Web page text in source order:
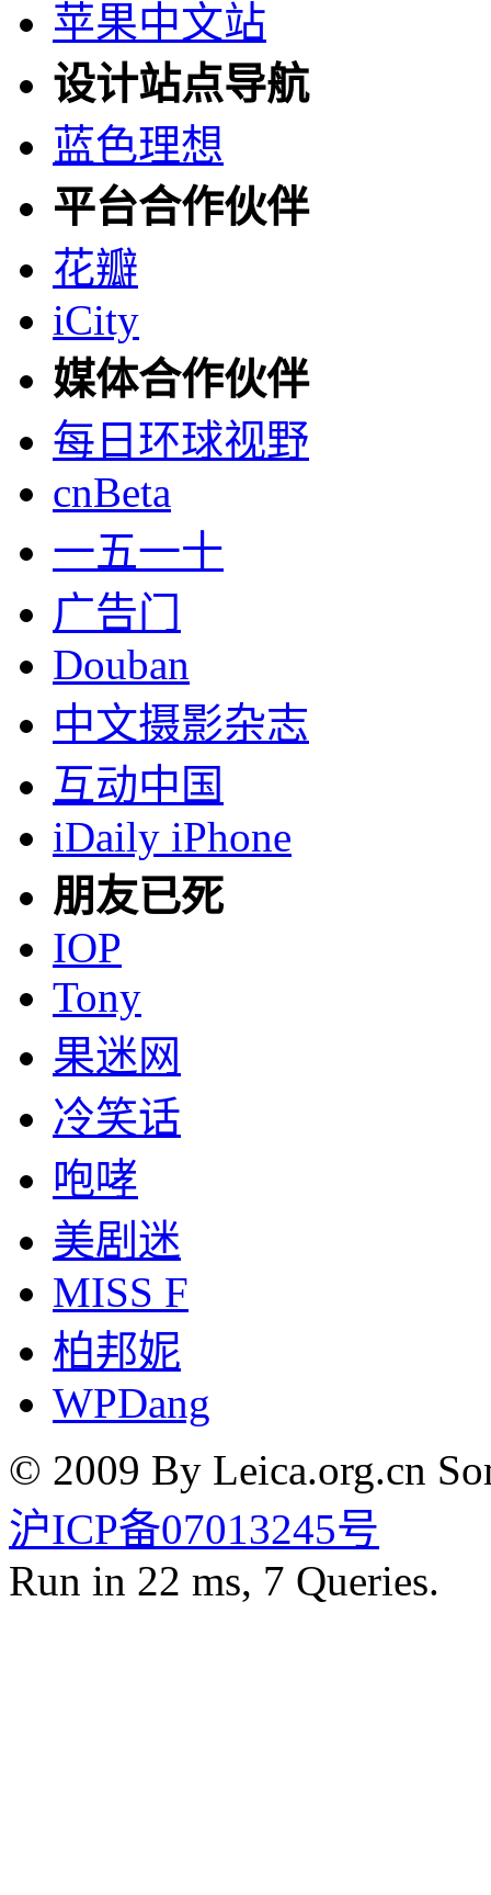
苹果中文站
设计站点导航
蓝色理想
平台合作伙伴
花瓣
iCity
媒体合作伙伴
每日环球视野
cnBeta
一五一十
广告门
Douban
中文摄影杂志
互动中国
iDaily iPhone
朋友已死
IOP
Tony
果迷网
冷笑话
咆哮
美剧迷
MISS F
柏邦妮
WPDang
© 2009 By Leica.org.cn
沪ICP备07013245号
Run in 22 ms, 7 Queries.